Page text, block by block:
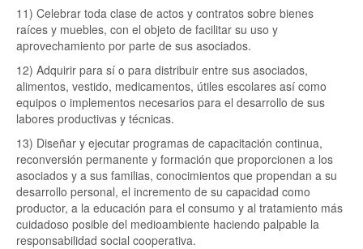
11) Celebrar toda clase de actos y contratos sobre bienes
raíces y muebles, con el objeto de facilitar su uso y
aprovechamiento por parte de sus asociados.
12) Adquirir para sí o para distribuir entre sus asociados,
alimentos, vestido, medicamentos, útiles escolares así como
equipos o implementos necesarios para el desarrollo de sus
labores productivas y técnicas.
13) Diseñar y ejecutar programas de capacitación continua,
reconversión permanente y formación que proporcionen a los
asociados y a sus familias, conocimientos que propendan a su
desarrollo personal, el incremento de su capacidad como
productor, a la educación para el consumo y al tratamiento más
cuidadoso posible del medioambiente haciendo palpable la
responsabilidad social cooperativa.